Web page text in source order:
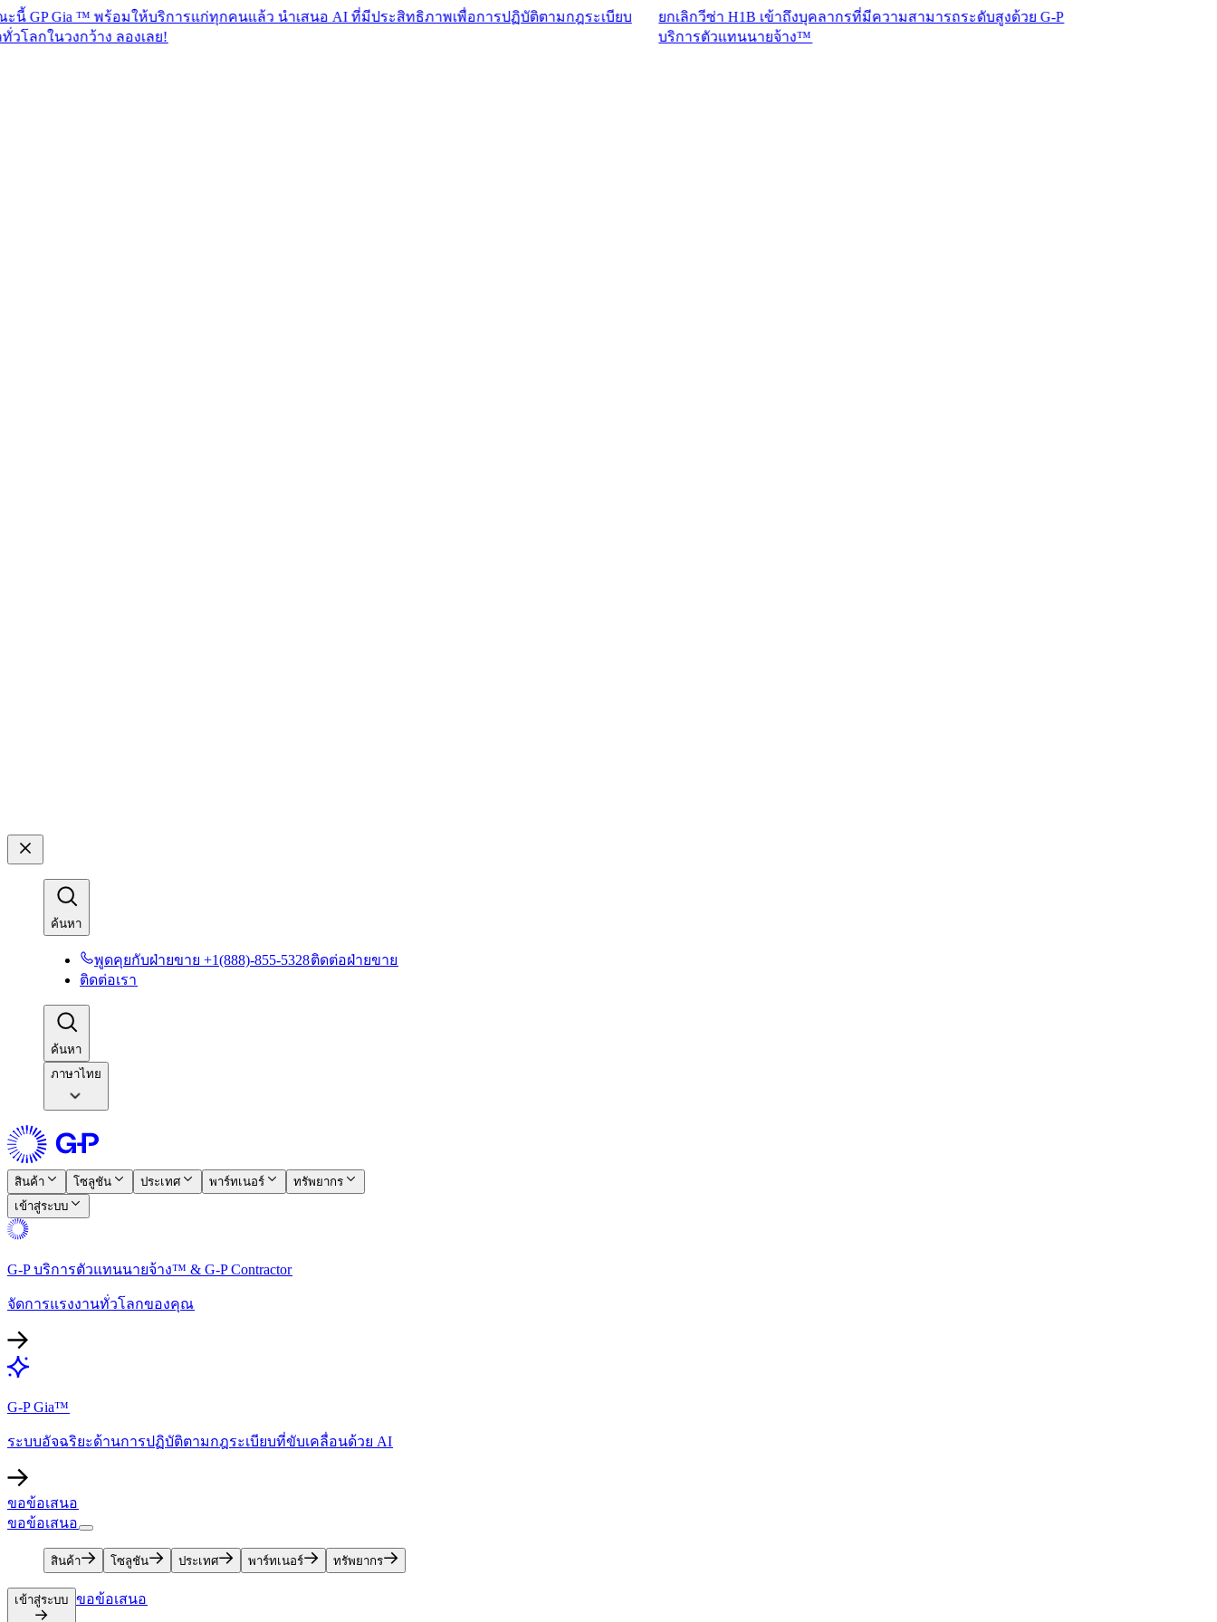
™ พร้อมให้บริการแก่ทุกคนแล้ว นำเสนอ AI ที่มีประสิทธิภาพเพื่อการปฏิบัติตามกฎระเบียบ
กว้าง ลองเลย!​​
ยกเลิกวีซ่า H1B เข้าถึงบุคลากรที่มีความสามารถระดับสูงด้วย G-P
บริการตัวแทนนายจ้าง™​​
ค้นหา​​
พูดคุยกับฝ่ายขาย +1(888)-855-5328​​ติดต่อฝ่ายขาย​​
ติดต่อเรา​​
ค้นหา​​
ภาษาไทย
สินค้า​​ โซลูชัน​​ ประเทศ​​ พาร์ทเนอร์​​
ทรัพยากร​​
เข้าสู่ระบบ​​
G-P บริการตัวแทนนายจ้าง™ & G-P Contractor​​
จัดการแรงงานทั่วโลกของคุณ​​
G-P Gia™​​
ระบบอัจฉริยะด้านการปฏิบัติตามกฎระเบียบที่ขับเคลื่อนด้วย AI​​
ขอข้อเสนอ​​
ขอข้อเสนอ​​
สินค้า​​ โซลูชัน​​ ประเทศ​​ พาร์ทเนอร์​​ ทรัพยากร​​
เข้าสู่ระบบ​​ ขอข้อเสนอ​​